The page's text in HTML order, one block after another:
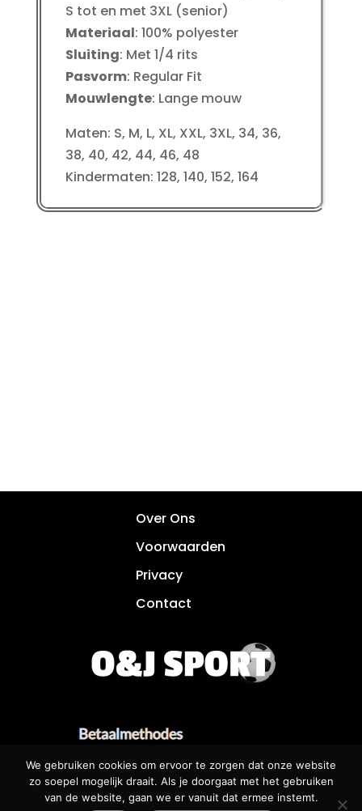
S tot en met 3XL (senior)
Materiaal: 100% polyester
Sluiting: Met 1/4 rits
Pasvorm: Regular Fit
Mouwlengte: Lange mouw
Maten: S, M, L, XL, XXL, 3XL, 34, 36,
38, 40, 42, 44, 46, 48
Kindermaten: 128, 140, 152, 164
Over Ons
Voorwaarden
Privacy
Contact
We gebruiken cookies om ervoor te zorgen dat onze website
zo soepel mogelijk draait. Als je doorgaat met het gebruiken
van de website, gaan we er vanuit dat ermee instemt.